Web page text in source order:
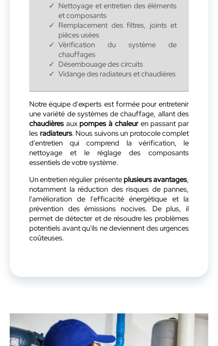
Nettoyage et entretien des éléments
et composants
Remplacement des filtres, joints et
pièces usées
Vérification du système de
chauffages
Désembouage des circuits
Vidange des radiateurs et chaudières
Notre équipe d'experts est formée pour entretenir
une variété de systèmes de chauffage, allant des
chaudières aux pompes à chaleuren passant par
les radiateurs. Nous suivons un protocole complet
d'entretien qui comprend la vérification, le
nettoyage et le réglage des composants
essentiels de votre système.
Un entretien régulier présente plusieurs avantages,
notamment la réduction des risques de pannes,
l'amélioration de l'efficacité énergétique et la
prévention des émissions nocives. De plus, il
permet de détecter et de résoudre les problèmes
potentiels avant qu'ils ne deviennent des urgences
coûteuses.